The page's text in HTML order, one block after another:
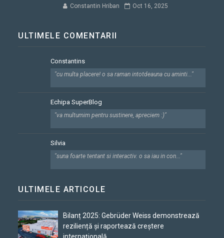
Constantin Hriban Oct 16, 2025
ULTIMELE COMENTARII
Constantins
"cu multa placere! o sa raman intotdeauna cu aminti..."
Echipa SuperBlog
"va multumim pentru sustinere, apreciem :)"
Silvia
"suna foarte tentant si interactiv. o sa iau in con..."
ULTIMELE ARTICOLE
Bilanț 2025: Gebrüder Weiss demonstrează
reziliență și raportează creștere